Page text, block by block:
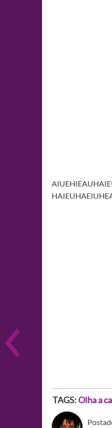
TAGS:Olha a